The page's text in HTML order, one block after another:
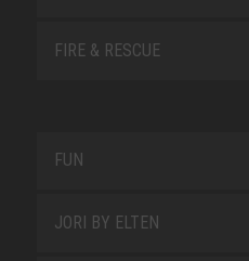
FIRE & RESCUE
FUN
JORI BY ELTEN